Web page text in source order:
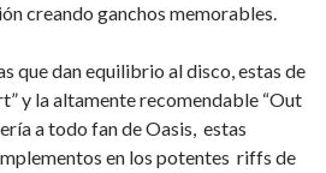
creando ganchos memorables.
que dan equilibrio al disco, estas de
y la altamente recomendable “Out
a todo fan de Oasis, estas
en los potentes riffs de